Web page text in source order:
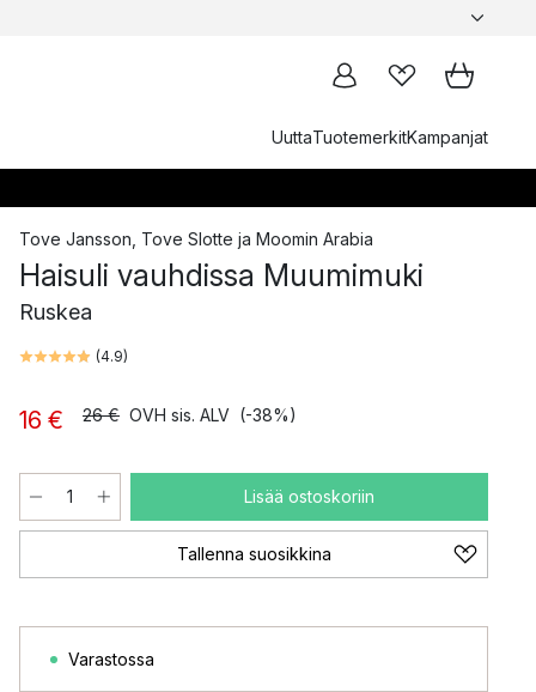
UuttaTuotemerkitKampanjat
Tove Jansson Tove Slotte ja Moomin Arabia
Haisuli vauhdissa Muumimuki
Ruskea
(4.9)
16 € 26 € OVH sis. ALV (-38%)
Lisää ostoskoriin
Tallenna suosikkina
Varastossa